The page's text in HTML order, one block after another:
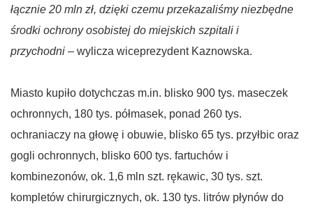
łącznie 20 mln zł, dzięki czemu przekazaliśmy niezbędne
środki ochrony osobistej do miejskich szpitali i
przychodni – wylicza wiceprezydent Kaznowska.
Miasto kupiło dotychczas m.in. blisko 900 tys. maseczek
ochronnych, 180 tys. półmasek, ponad 260 tys.
ochraniaczy na głowę i obuwie, blisko 65 tys. przyłbic oraz
gogli ochronnych, blisko 600 tys. fartuchów i
kombinezonów, ok. 1,6 mln szt. rękawic, 30 tys. szt.
kompletów chirurgicznych, ok. 130 tys. litrów płynów do